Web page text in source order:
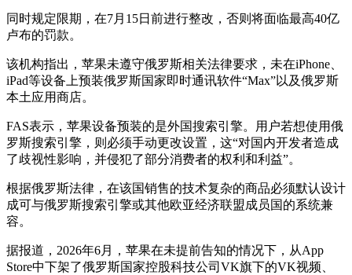
同时规定限期，在7月15日前进行整改，否则将面临最高40亿
卢布的罚款。
该机构指出，苹果未遵守俄罗斯相关法律要求，未在iPhone、
iPad等设备上预装俄罗斯国家即时通讯软件“Max”以及俄罗斯
本土应用商店。
FAS表示，苹果设备预装的是外国搜索引擎。用户若想使用俄
罗斯搜索引擎，则必须手动更改设置，这“对国内开发者造成
了歧视性影响，并侵犯了部分消费者的权利和利益”。
根据俄罗斯法律，在该国销售的技术复杂的商品必须默认设计
成可与俄罗斯搜索引擎或其他欧亚经济联盟成员国的系统兼
容。
据报道，2026年6月，苹果在未提前告知的情况下，从App
Store中下架了俄罗斯国家控股科技公司VK旗下的VK视频、